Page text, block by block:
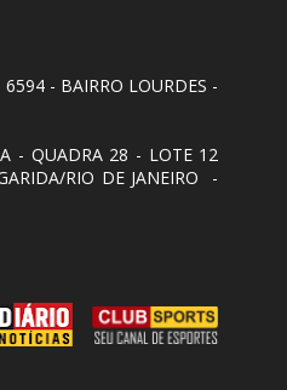
- BAIRRO LOURDES -
- QUADRA 28 - LOTE 12
RIO DE JANEIRO -